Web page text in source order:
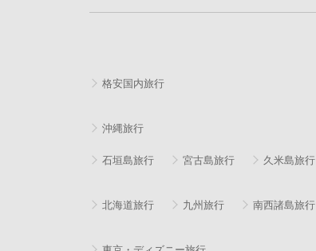
格安国内旅行
沖縄旅行
石垣島旅行 宮古島旅行 久米島旅行
北海道旅行 九州旅行 南西諸島旅行